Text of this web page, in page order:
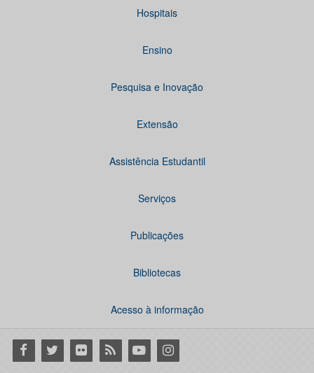
Hospitais
Ensino
Pesquisa e Inovação
Extensão
Assistência Estudantil
Serviços
Publicações
Bibliotecas
Acesso à informação
Facebook
Twitter Flickr RSS YoutubeInstagram